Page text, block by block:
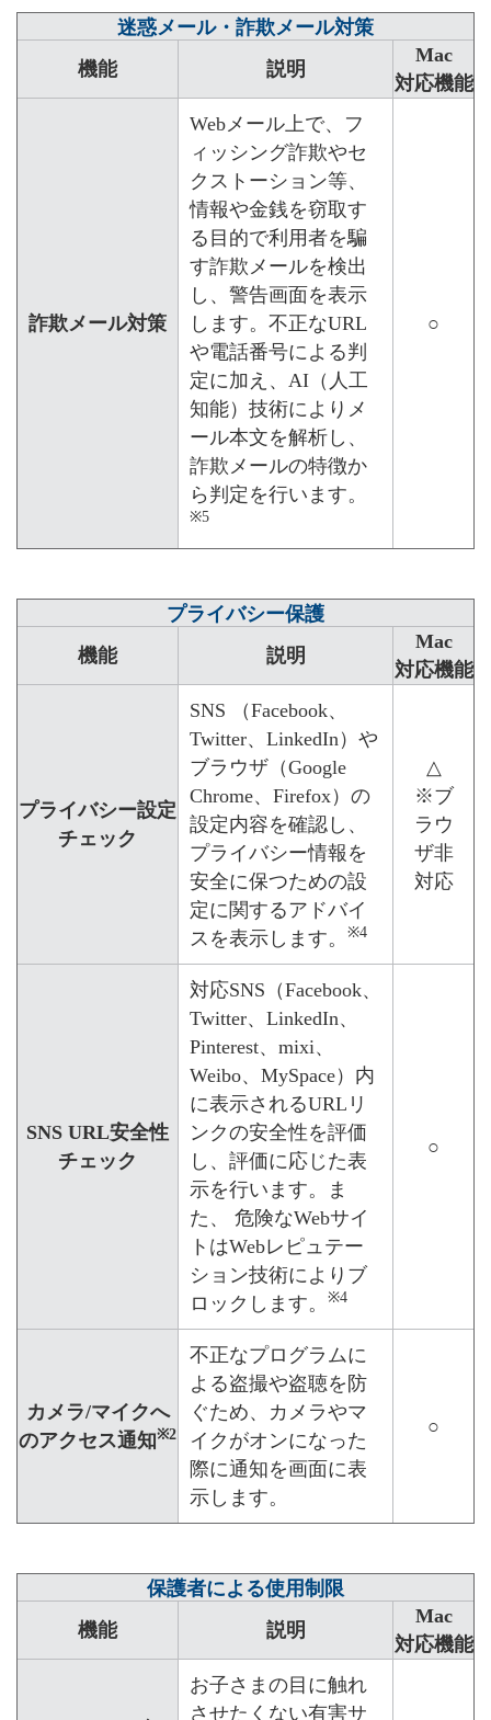
迷惑メール・詐欺メール対策
機能 説明
Mac
対応機能
詐欺メール対策
Webメール上で、フ
ィッシング詐欺やセ
クストーション等、
情報や金銭を窃取す
る目的で利用者を騙
す詐欺メールを検出
し、警告画面を表示
します。不正なURL
や電話番号による判
定に加え、AI（人工
知能）技術によりメ
ール本文を解析し、
詐欺メールの特徴か
ら判定を行います。
※5
○
プライバシー保護
機能 説明
Mac
対応機能
プライバシー設定
チェック
SNS （Facebook、
Twitter、LinkedIn）や
ブラウザ（Google
Chrome、Firefox）の
設定内容を確認し、
プライバシー情報を
安全に保つための設
定に関するアドバイ
スを表示します。
※4
△
※ブ
ラウ
ザ非
対応
SNS URL安全性
チェック
対応SNS（Facebook、
Twitter、LinkedIn、
Pinterest、mixi、
Weibo、MySpace）内
に表示されるURLリ
ンクの安全性を評価
し、評価に応じた表
示を行います。ま
た、 危険なWebサイ
トはWebレピュテー
ション技術によりブ
ロックします。
※4
○
カメラ/マイクへ
のアクセス通知※2
不正なプログラムに
よる盗撮や盗聴を防
ぐため、カメラやマ
イクがオンになった
際に通知を画面に表
示します。
○
保護者による使用制限
機能 説明
Mac
対応機能
お子さまの目に触れ
させたくない有害サ